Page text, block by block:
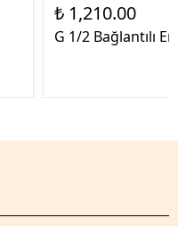
₺ 1,210.00
G 1/2 Bağlantılı